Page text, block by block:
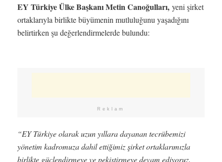
EY Türkiye Ülke Başkanı Metin Canoğulları, yeni şirket
ortaklarıyla birlikte büyümenin mutluluğunu yaşadığını
belirtirken şu değerlendirmelerde bulundu:
Reklam
“EY Türkiye olarak uzun yıllara dayanan tecrübemizi
yönetim kadromuza dahil ettiğimiz şirket ortaklarımızla
birlikte güçlendirmeye ve pekiştirmeye devam ediyoruz.